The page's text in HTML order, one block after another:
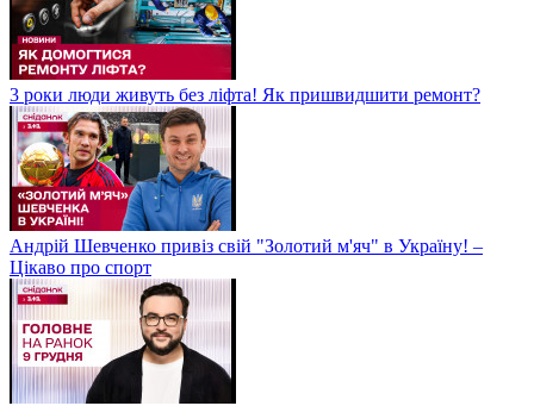
3 роки люди живуть без ліфта! Як пришвидшити ремонт?
Андрій Шевченко привіз свій "Золотий м'яч" в Україну! –
Цікаво про спорт